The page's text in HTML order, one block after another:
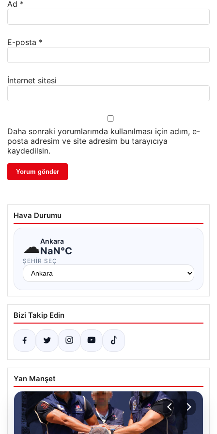
Ad *
E-posta *
İnternet sitesi
Daha sonraki yorumlarımda kullanılması için adım, e-
posta adresim ve site adresim bu tarayıcıya
kaydedilsin.
Hava Durumu
☁Ankara
NaN°C
ŞEHIR SEÇ
Bizi Takip Edin
Yan Manşet